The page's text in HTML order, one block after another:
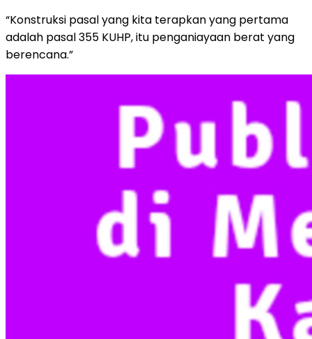
“Konstruksi pasal yang kita terapkan yang pertama
adalah pasal 355 KUHP, itu penganiayaan berat yang
berencana.”